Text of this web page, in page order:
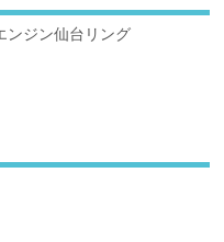
ンジン仙台リング